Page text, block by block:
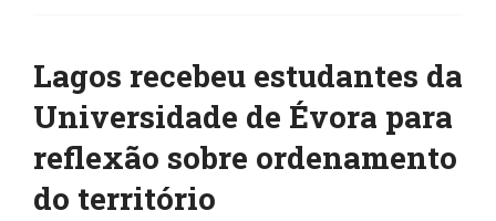
Lagos recebeu estudantes da
Universidade de Évora para
reflexão sobre ordenamento
do território